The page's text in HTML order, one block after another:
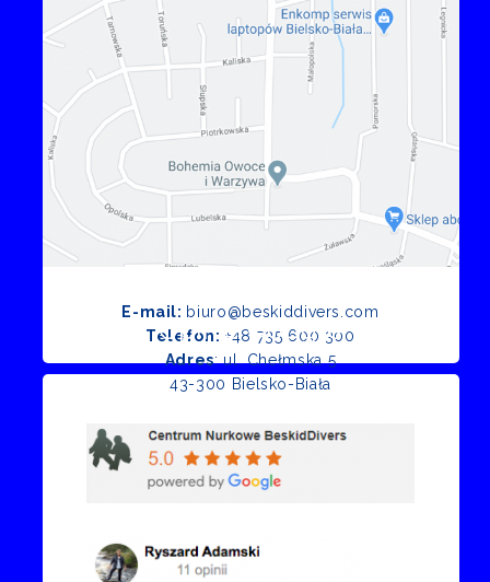
E-mail: biuro@beskiddivers.com
Telefon: +48 735 600 300
Adres: ul. Chełmska 5
43-300 Bielsko-Biała
Opinie Google